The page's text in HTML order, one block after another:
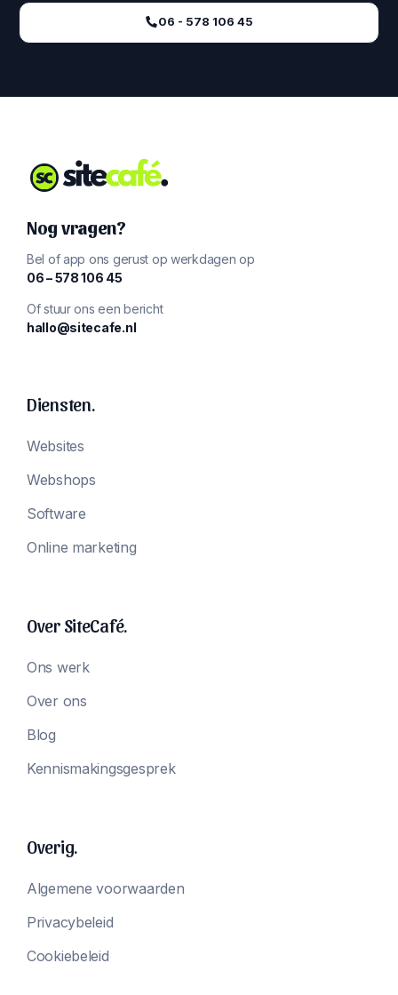
06 - 578 106 45‬
Nog vragen?
Bel of app ons gerust op werkdagen op
‪06 – 578 106 45‬
Of stuur ons een bericht
hallo@sitecafe.nl
Diensten.
Websites
Webshops
Software
Online marketing
Over SiteCafé.
Ons werk
Over ons
Blog
Kennismakingsgesprek
Overig.
Algemene voorwaarden
Privacybeleid
Cookiebeleid